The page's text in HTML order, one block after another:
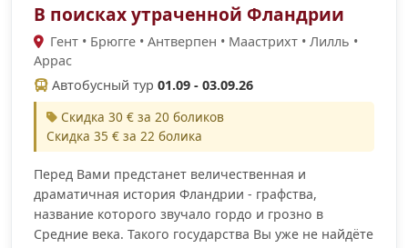
В поисках утраченной Фландрии
Гент • Брюгге • Антверпен • Маастрихт • Лилль •
Аррас
Автобусный тур 01.09 - 03.09.26
Скидка 30 € за 20 боликов
Скидка 35 € за 22 болика
Перед Вами предстанет величественная и
драматичная история Фландрии - графства,
название которого звучало гордо и грозно в
Средние века. Такого государства Вы уже не найдёте